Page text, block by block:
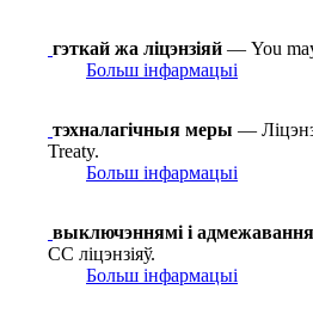
гэткай жа ліцэнзіяй — You
Больш інфармацыі
тэхналагічныя меры —
Treaty.
Больш інфармацыі
выключэннямі і
СС ліцэнзіяў.
Больш інфармацыі